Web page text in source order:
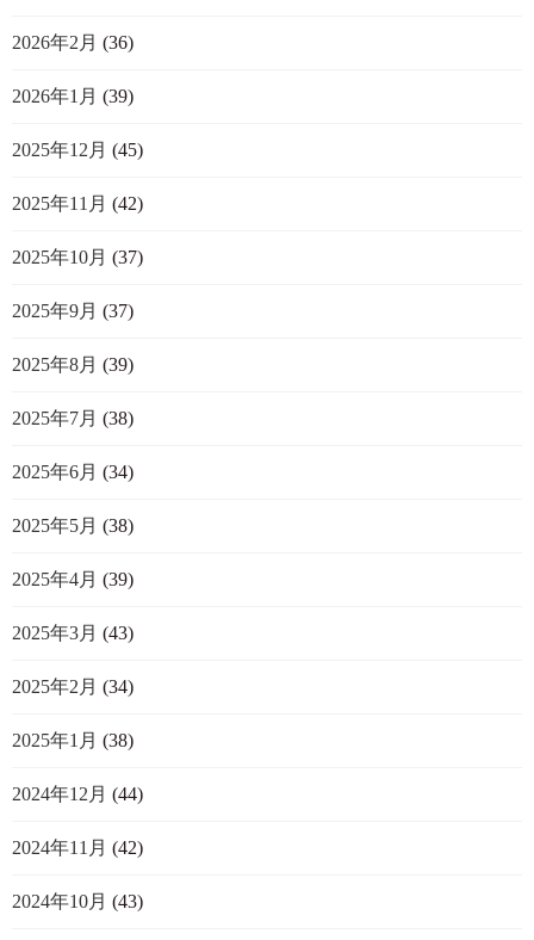
2026年2月 (36)
2026年1月 (39)
2025年12月 (45)
2025年11月 (42)
2025年10月 (37)
2025年9月 (37)
2025年8月 (39)
2025年7月 (38)
2025年6月 (34)
2025年5月 (38)
2025年4月 (39)
2025年3月 (43)
2025年2月 (34)
2025年1月 (38)
2024年12月 (44)
2024年11月 (42)
2024年10月 (43)